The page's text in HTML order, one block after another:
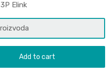
Elink
Add to cart